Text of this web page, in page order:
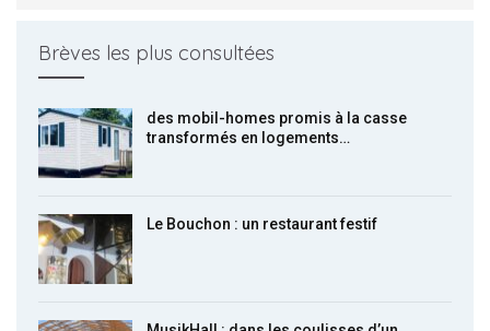
Brèves les plus consultées
des mobil-homes promis à la casse
transformés en logements…
Le Bouchon : un restaurant festif